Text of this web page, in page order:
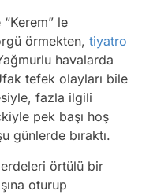
le
örmekten, tiyatro
havalarda
tefek olayları bile
fazla ilgili
pek başı hoş
günlerde bıraktı.
örtülü bir
oturup